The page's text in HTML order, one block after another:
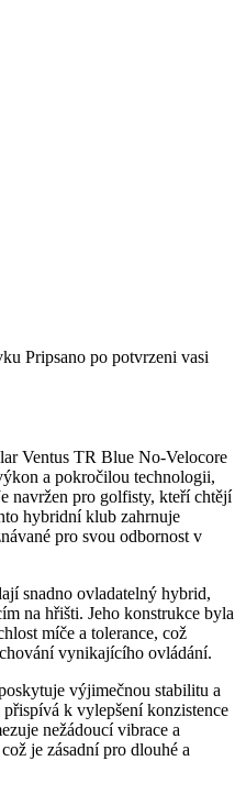
Pripsano po potvrzeni vasi
Ventus TR Blue No-Velocore
a pokročilou technologii,
navržen pro golfisty, kteří chtějí
hybridní klub zahrnuje
pro svou odbornost v
snadno ovladatelný hybrid,
na hřišti. Jeho konstrukce byla
míče a tolerance, což
vynikajícího ovládání.
výjimečnou stabilitu a
k vylepšení konzistence
nežádoucí vibrace a
je zásadní pro dlouhé a